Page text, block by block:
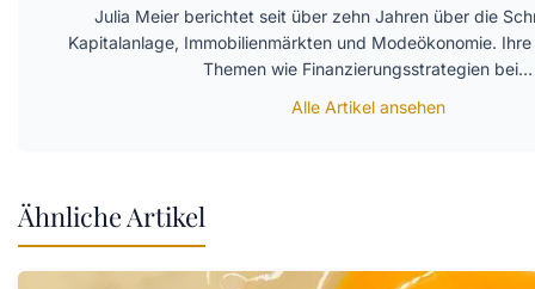
Julia Meier berichtet seit über zehn Jahren über die
Kapitalanlage, Immobilienmärkten und Modeökonomie.
Themen wie Finanzierungsstrategien bei…
Alle Artikel ansehen
Ähnliche Artikel